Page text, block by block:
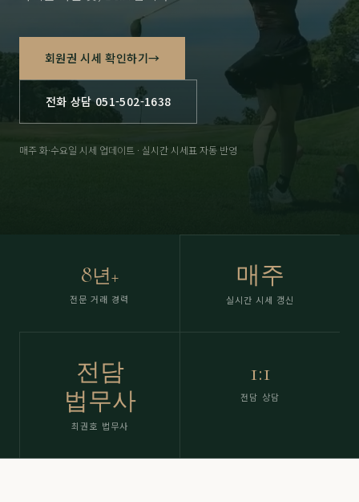
회원권 시세 확인하기→
전화 상담 051-502-1638
매주 화·수요일 시세 업데이트 · 실시간 시세표 자동 반영
8년+
전문 거래 경력
매주
실시간 시세 갱신
전담
법무사
최권호 법무사
1:1
전담 상담